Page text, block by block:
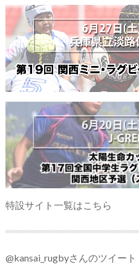
特設サイト一覧はこちら
@kansai_rugbyさんのツイート